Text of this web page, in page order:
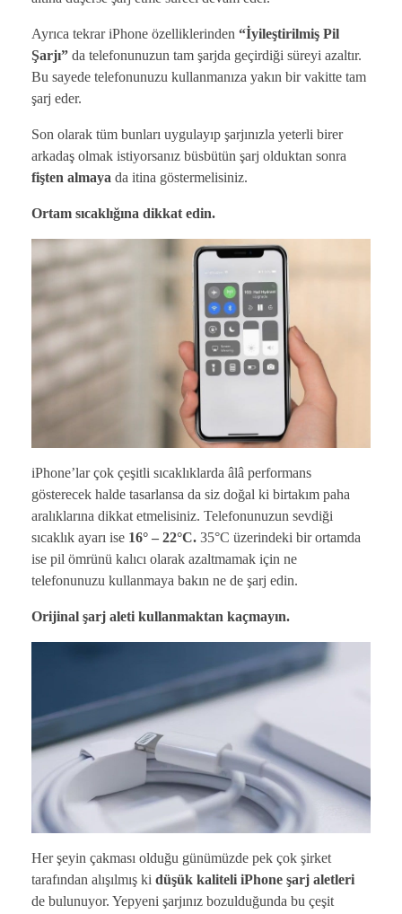
Ayrıca tekrar iPhone özelliklerinden “İyileştirilmiş Pil
Şarjı” da telefonunuzun tam şarjda geçirdiği süreyi azaltır.
Bu sayede telefonunuzu kullanmanıza yakın bir vakitte tam
şarj eder.
Son olarak tüm bunları uygulayıp şarjınızla yeterli birer
arkadaş olmak istiyorsanız büsbütün şarj olduktan sonra
fişten almaya da itina göstermelisiniz.
Ortam sıcaklığına dikkat edin.
iPhone’lar çok çeşitli sıcaklıklarda âlâ performans
gösterecek halde tasarlansa da siz doğal ki birtakım paha
aralıklarına dikkat etmelisiniz. Telefonunuzun sevdiği
sıcaklık ayarı ise 16° – 22°C. 35°C üzerindeki bir ortamda
ise pil ömrünü kalıcı olarak azaltmamak için ne
telefonunuzu kullanmaya bakın ne de şarj edin.
Orijinal şarj aleti kullanmaktan kaçmayın.
Her şeyin çakması olduğu günümüzde pek çok şirket
tarafından alışılmış ki düşük kaliteli iPhone şarj aletleri
de bulunuyor. Yepyeni şarjınız bozulduğunda bu çeşit